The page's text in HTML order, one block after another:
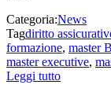
Categoria:News
Tagdiritto
formazione, master
master executive,
Leggi tutto